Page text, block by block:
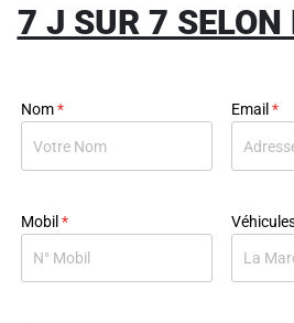
7 J SUR 7 SELON
Nom* Email *
Mobil *